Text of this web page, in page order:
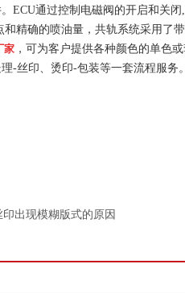
ECU通过控制电磁阀的开启和关闭 ,
精确的喷油量，共轨系统采用了
家 ，可为客户提供各种颜色的单色
-丝印、烫印-包装等一套流程服务
出现模糊版式的原因